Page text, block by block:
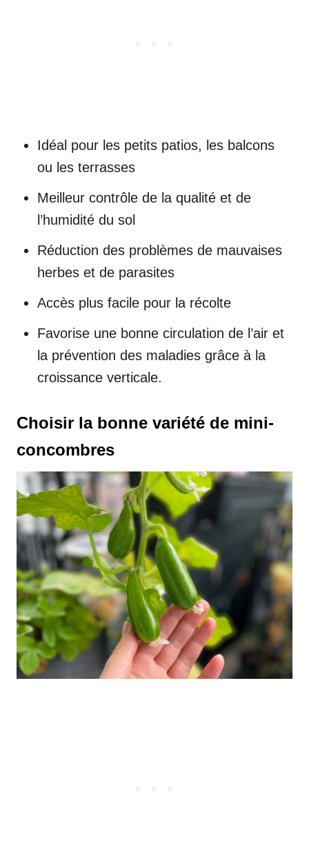
Idéal pour les petits patios, les balcons
ou les terrasses
Meilleur contrôle de la qualité et de
l’humidité du sol
Réduction des problèmes de mauvaises
herbes et de parasites
Accès plus facile pour la récolte
Favorise une bonne circulation de l’air et
la prévention des maladies grâce à la
croissance verticale.
Choisir la bonne variété de mini-
concombres